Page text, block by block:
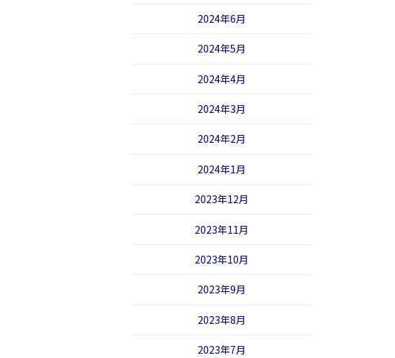
2024年6月
2024年5月
2024年4月
2024年3月
2024年2月
2024年1月
2023年12月
2023年11月
2023年10月
2023年9月
2023年8月
2023年7月